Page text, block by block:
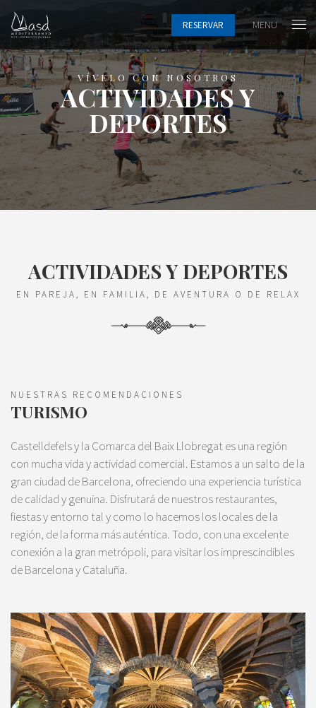
RESERVAR MENU
VÍVELO CON NOSOTROS
ACTIVIDADES Y
DEPORTES
ACTIVIDADES Y DEPORTES
EN PAREJA, EN FAMILIA, DE AVENTURA O DE RELAX
NUESTRAS RECOMENDACIONES
TURISMO
Castelldefels y la Comarca del Baix Llobregat es una región
con mucha vida y actividad comercial. Estamos a un salto de la
gran ciudad de Barcelona, ofreciendo una experiencia turística
de calidad y genuina. Disfrutará de nuestros restaurantes,
fiestas y entorno tal y como lo hacemos los locales de la
región, de la forma más auténtica. Todo, con una excelente
conexión a la gran metrópoli, para visitar los imprescindibles
de Barcelona y Cataluña.